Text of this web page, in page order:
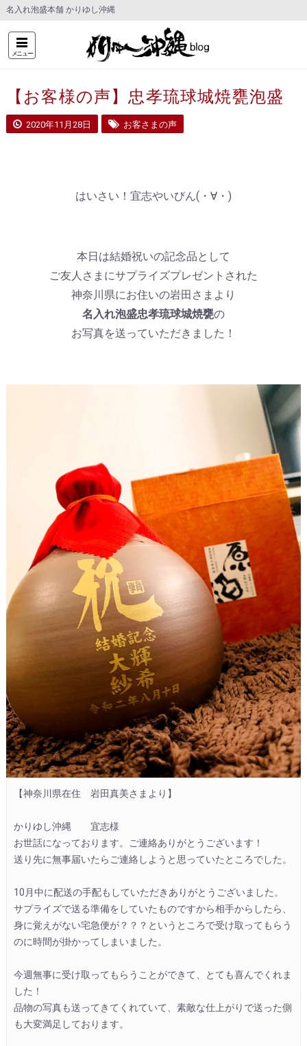
名入れ泡盛本舗 かりゆし沖縄
メニュー
【お客様の声】忠孝琉球城焼甕泡盛
2020年11月28日 お客さまの声
はいさい！宜志やいびん(・∀・)
本日は結婚祝いの記念品として
ご友人さまにサプライズプレゼントされた
神奈川県にお住いの岩田さまより
名入れ泡盛忠孝琉球城焼甕の
お写真を送っていただきました！
【神奈川県在住　岩田真美さまより】
かりゆし沖縄　　宜志様
お世話になっております。ご連絡ありがとうございます！
送り先に無事届いたらご連絡しようと思っていたところでした。
10月中に配送の手配もしていただきありがとうございました。
サプライズで送る準備をしていたものですから相手からしたら、
身に覚えがない宅急便が？？？というところで受け取ってもらう
のに時間が掛かってしまいました。
今週無事に受け取ってもらうことができて、とても喜んでくれま
した！
品物の写真も送ってきてくれていて、素敵な仕上がりで送った側
も大変満足しております。